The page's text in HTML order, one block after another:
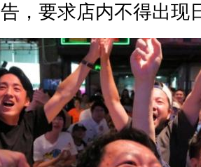
，要求店内不得出现